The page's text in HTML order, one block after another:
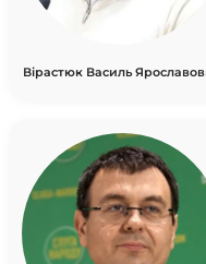
Вірастюк Василь